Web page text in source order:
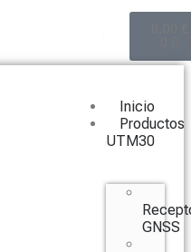
Inicio
Productos
UTM30
GNSS